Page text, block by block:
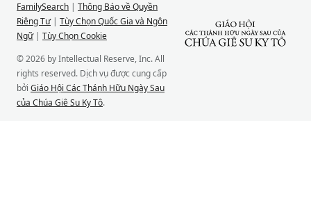
FamilySearch | Thông Báo về Quyền
Riêng Tư| Tùy Chọn Quốc Gia và Ngôn
Ngữ| Tùy Chọn Cookie
© 2026 by Intellectual Reserve, Inc. All
rights reserved. Dịch vụ được cung cấp
bởi Giáo Hội Các Thánh Hữu Ngày Sau
của Chúa Giê Su Ky Tô.